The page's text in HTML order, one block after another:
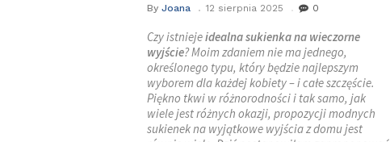
By Joana 12 sierpnia 2025 0
Czy istniejeidealna sukienka na wieczorne
wyjście? Moim zdaniem nie ma jednego,
określonego typu, który będzie najlepszym
wyborem dla każdej kobiety – i całe szczęście.
Piękno tkwi w różnorodności i tak samo, jak
wiele jest różnych okazji, propozycji modnych
sukienek na wyjątkowe wyjścia z domu jest